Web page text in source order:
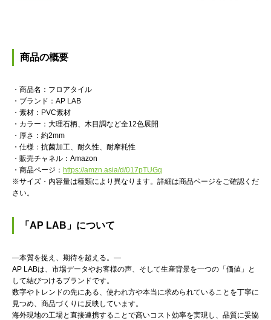
商品の概要
・商品名：フロアタイル
・ブランド：AP LAB
・素材：PVC素材
・カラー：大理石柄、木目調など全12色展開
・厚さ：約2mm
・仕様：抗菌加工、耐久性、耐摩耗性
・販売チャネル：Amazon
・商品ページ： https://amzn.asia/d/017pTUGq
※サイズ・内容量は種類により異なります。詳細は商品ページをご確認くだ
さい。
「AP LAB」について
―本質を捉え、期待を超える。―
AP LABは、市場データやお客様の声、そして生産背景を一つの「価値」と
して結びつけるブランドです。
数字やトレンドの先にある、使われ方や本当に求められていることを丁寧に
見つめ、商品づくりに反映しています。
海外現地の工場と直接連携することで高いコスト効率を実現し、品質に妥協